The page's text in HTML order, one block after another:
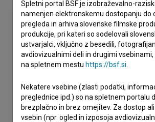
Spletni portal BSF je izobraževalno-
namenjen elektronskemu dostopanju do
pregleda in arhiva slovenske filmske
produkcije, pri kateri so sodelovali
ustvarjalci, vključno z besedili,
avdiovizualnimi deli in drugimi vsebinami,
na spletnem mestu https://bsf.si
Nekatere vsebine (zlasti podatki,
preglednice ipd.) so na spletnem portalu
brezplačno in brez omejitev. Za dostop
vsebin (npr. ogled in izposoja